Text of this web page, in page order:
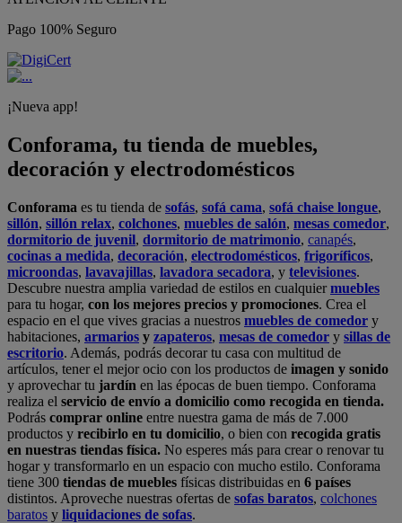
Pago 100% Seguro
¡Nueva app!
Conforama, tu tienda de muebles,
decoración y electrodomésticos
Conforama es tu tienda de sofás, sofá cama, sofá chaise longue,
sillón, sillón relax, colchones, muebles de salón, mesas comedor,
dormitorio de juvenil, dormitorio de matrimonio, canapés,
cocinas a medida, decoración, electrodomésticos, frigoríficos,
microondas, lavavajillas, lavadora secadora, y televisiones.
Descubre nuestra amplia variedad de estilos en cualquiermuebles
para tu hogar, con los mejores precios y promociones. Crea el
espacio en el que vives gracias a nuestros muebles de comedor y
habitaciones, armarios y zapateros, mesas de comedor y sillas de
escritorio. Además, podrás decorar tu casa con multitud de
artículos, tener el mejor ocio con los productos de imagen y sonido
y aprovechar tu jardín en las épocas de buen tiempo. Conforama
realiza el servicio de envío a domicilio como recogida en tienda.
Podrás comprar online entre nuestra gama de más de 7.000
productos y recibirlo en tu domicilio, o bien con recogida gratis
en nuestras tiendas física. No esperes más para crear o renovar tu
hogar y transformarlo en un espacio con mucho estilo. Conforama
tiene 300 tiendas de muebles físicas distribuidas en 6 países
distintos. Aproveche nuestras ofertas de sofas baratos, colchones
baratos y liquidaciones de sofas.